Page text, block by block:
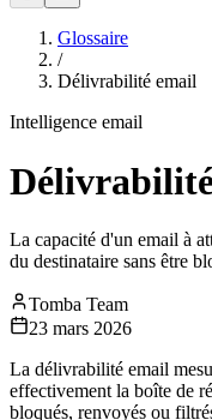
Glossaire
/
Délivrabilité email
Intelligence email
La capacité d'un email à
du destinataire sans être
Tomba Team
23 mars 2026
La délivrabilité email
effectivement la boîte de
bloqués, renvoyés ou